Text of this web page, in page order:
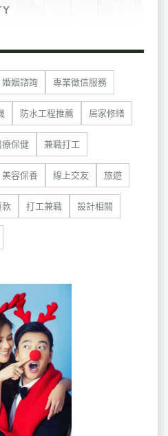
婚姻諮詢 專業徵信服務
防水工程推薦 居家修繕
療保健 兼職打工
美容保養 線上交友 旅遊
款 打工兼職 設計相關